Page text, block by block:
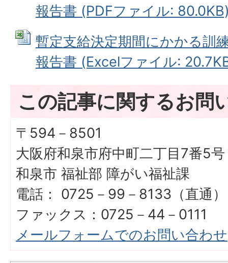
報告書 (PDFファイル:
暫定支給決定期間にかかる訓
報告書 (Excelファイル:
この記事に関するお問
〒594－8501
大阪府和泉市府中町二丁目7番5号
和泉市 福祉部 障がい福祉課
電話： 0725－99－8133（直通）
ファックス：0725－44－0111
メールフォームでのお問い合わせ